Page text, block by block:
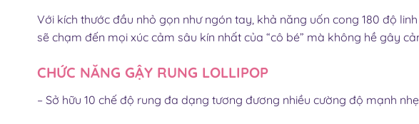
Với kích thước đầu nhỏ gọn như ngón tay, khả năng uốn cong 180 độ
sẽ chạm đến mọi xúc cảm sâu kín nhất của “cô bé” mà không hề gây
CHỨC NĂNG GẬY RUNG LOLLIPOP
– Sở hữu 10 chế độ rung đa dạng tương đương nhiều cường độ mạnh